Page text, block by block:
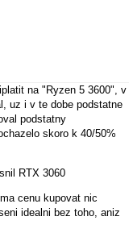
na "Ryzen 5 3600", v
uz i v te dobe podstatne
podstatny
skoro k 40/50%
RTX 3060
cenu kupovat nic
idealni bez toho, aniz